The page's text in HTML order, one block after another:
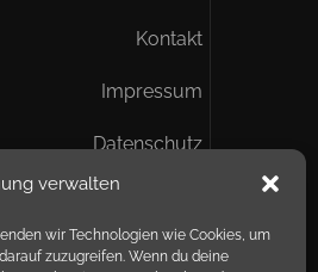
verwalten
wir Technologien wie Cookies, um
zuzugreifen. Wenn du deine
Kontakt
Impressum
Datenschutz